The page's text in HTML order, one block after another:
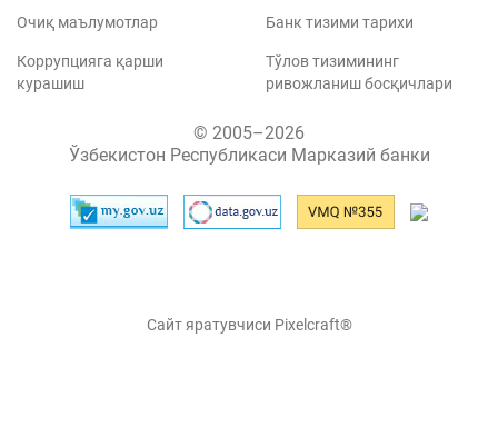
Очиқ маълумотлар
Коррупцияга қарши
курашиш
Банк тизими тарихи
Тўлов тизимининг
ривожланиш босқичлари
© 2005–2026
Ўзбекистон Республикаси Марказий банки
Сайт яратувчиси Pixelcraft®